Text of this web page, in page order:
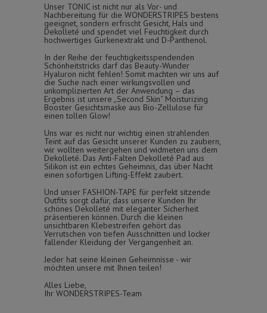
Unser TONIC ist nicht nur als Vor- und
Nachbereitung für die WONDERSTRIPES bestens
geeignet, sondern erfrischt Gesicht, Hals und
Dekolleté und spendet viel Feuchtigkeit durch
hochwertiges Gurkenextrakt und D-Panthenol.
In der Reihe der feuchtigkeitsspendenden
Schönheitstricks darf das Beauty-Wunder
Hyaluron nicht fehlen! Somit machten wir uns auf
die Suche nach einer wirkungsvollen und
unkomplizierten Art der Anwendung – das
Ergebnis ist unsere „Second Skin“ Moisturizing
Booster Gesichtsmaske aus Bio-Zellulose für
einen tollen Glow!
Uns war es nicht nur wichtig einen strahlenden
Teint auf das Gesicht unserer Kunden zu zaubern,
wir wollten weitergehen und widmeten uns dem
Dekolleté. Das Anti-Falten Dekolleté Pad aus
Silikon ist ein echtes Geheimnis, das über Nacht
einen sofortigen Lifting-Effekt zaubert.
Und unser FASHION-TAPE für perfekt sitzende
Outfits sorgt dafür, dass unsere Kunden Ihr
schönes Dekolleté mit eleganter Sicherheit
präsentieren können. Durch die kleinen
unsichtbaren Klebestreifen gehört das
Verrutschen von tiefen Ausschnitten und locker
fallender Kleidung der Vergangenheit an.
Jeder hat seine kleinen Geheimnisse - wir
möchten unsere mit Ihnen teilen!
Alles Liebe,
Ihr WONDERSTRIPES-Team